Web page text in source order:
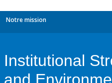
Notre mission
Institutional